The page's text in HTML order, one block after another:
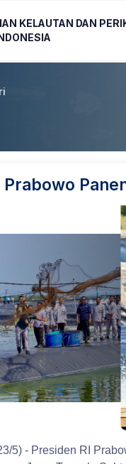
KELAUTAN DAN
5) - Presiden RI